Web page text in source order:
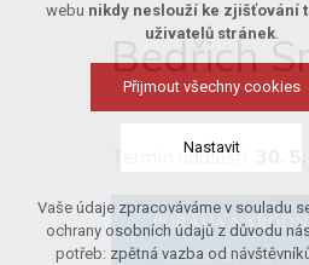
Bedřich
Termín události:
webu nikdy neslouží ke zjišťování
uživatelů stránek.
Přijmout všechny cookies
Nastavit
Technická cookies
nutná pro provozování webu
Vaše údaje zpracováváme v souladu
ochrany osobních údajů z důvodu
potřeb: zpětná vazba od